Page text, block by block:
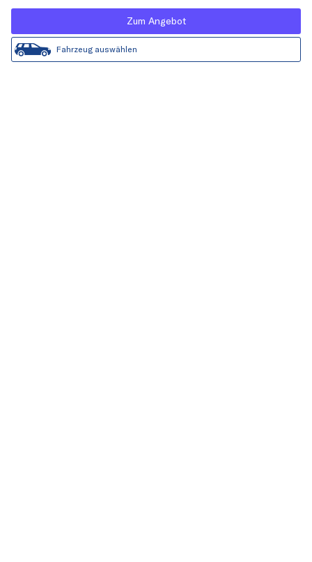
Zum Angebot
Fahrzeug auswählen